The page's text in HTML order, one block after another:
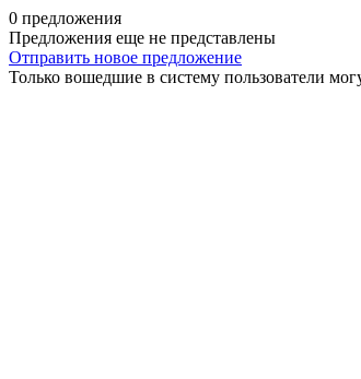
0 предложения
Предложения еще не представлены
Отправить новое предложение
Только вошедшие в систему пользователи